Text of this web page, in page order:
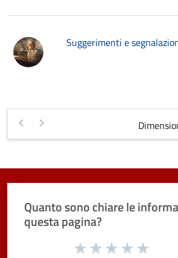
Suggerimenti e
Quanto sono chiare le
questa pagina?
Valuta da 1 a 5 stelle la pagina